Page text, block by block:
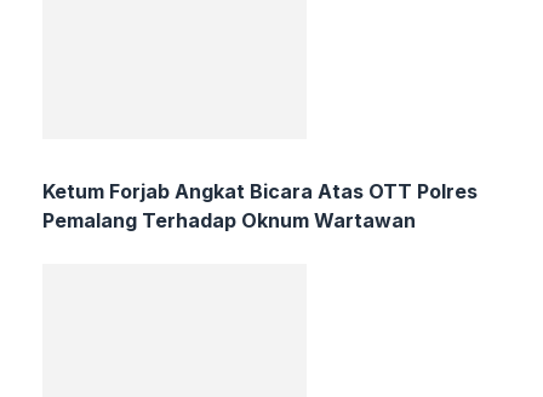
Ketum Forjab Angkat Bicara Atas OTT Polres
Pemalang Terhadap Oknum Wartawan